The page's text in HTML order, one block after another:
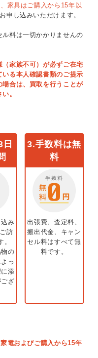
家具はご購入から15年以
申し込みいただけます。
料は一切かかりませんの
家族不可）が必ずご在宅
る本人確認書類のご提示
合は、買取を行うことが
。
み
訪
。
物の
っ
添
ざ
3.手数料は無
料
出張費、査定料、
搬出代金、キャン
セル料はすべて無
料です。
電およびご購入から15年